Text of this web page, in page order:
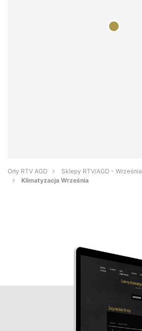
Orły RTV AGD
Sklepy RTV/AGD - Września
Klimatyzacja Września